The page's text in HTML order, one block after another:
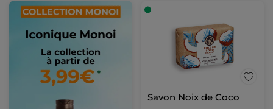
Savon Noix de Coco